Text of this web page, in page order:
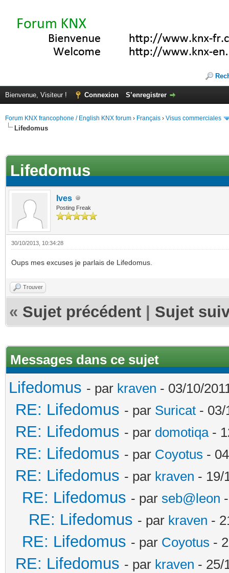
Bienvenue, Visiteur ! Connexion S’enregistrer
Forum KNX francophone / English KNX forum › Français › Visus commerciales
Lifedomus
Lifedomus
Ives
Posting Freak
30/10/2013, 10:34:28
Oups mes excuses je parlais de Lifedomus.
Trouver
« Sujet précédent Sujet
Messages dans ce sujet
Lifedomus - par kraven - 03/10/
RE: Lifedomus - par Suricat - 03/
RE: Lifedomus - par domotiqa-
RE: Lifedomus - par Coyotus -
RE: Lifedomus - par kraven - 19/
RE: Lifedomus - par seb@leon
RE: Lifedomus - par kraven -
RE: Lifedomus - par Coyotus -
RE: Lifedomus - par kraven - 25/